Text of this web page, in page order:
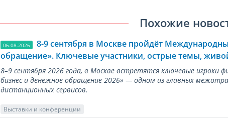
Похожие
06.08.2026
8-9 сентября в Москве пройдёт
обращение». Ключевые участники, острые темы,
8–9 сентября 2026 года, в Москве встретятся ключевые
бизнес и денежное обращение 2026» — одном из главных
дистанционных сервисов.
Выставки и конференции